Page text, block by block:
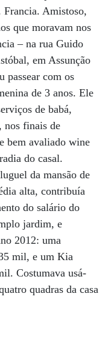
Francia. Amistoso,
que moravam nos
– na rua Guido
em Assunção
passear com os
de 3 anos. Ele
de babá,
nos finais de
bem avaliado wine
do casal.
da mansão de
alta, contribuía
do salário do
jardim, e
2012: uma
mil, e um Kia
Costumava usá-
quadras da casa